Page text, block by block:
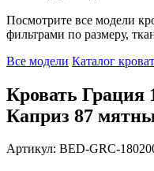
Посмотрите все модели
фильтрами по размеру,
Все модели Каталог
Кровать Грация
Каприз 87
Артикул: BED-GRC-